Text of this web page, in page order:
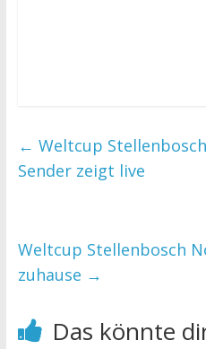
← Weltcup
Sender zeigt live
Weltcup Stellenbosch
zuhause →
Das könnte